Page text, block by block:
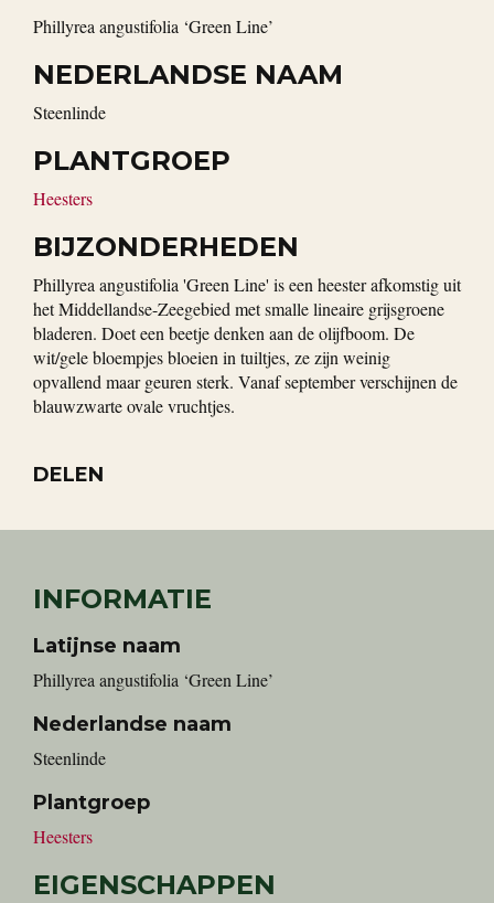
Phillyrea angustifolia ‘Green Line’
NEDERLANDSE NAAM
Steenlinde
PLANTGROEP
Heesters
BIJZONDERHEDEN
Phillyrea angustifolia 'Green Line' is een heester afkomstig uit
het Middellandse-Zeegebied met smalle lineaire grijsgroene
bladeren. Doet een beetje denken aan de olijfboom. De
wit/gele bloempjes bloeien in tuiltjes, ze zijn weinig
opvallend maar geuren sterk. Vanaf september verschijnen de
blauwzwarte ovale vruchtjes.
DELEN
INFORMATIE
Latijnse naam
Phillyrea angustifolia ‘Green Line’
Nederlandse naam
Steenlinde
Plantgroep
Heesters
EIGENSCHAPPEN